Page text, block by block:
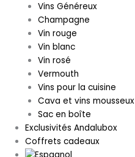
Vins Généreux
Champagne
Vin rouge
Vin blanc
Vin rosé
Vermouth
Vins pour la cuisine
Cava et vins mousseux
Sac en boîte
Exclusivités Andalubox
Coffrets cadeaux